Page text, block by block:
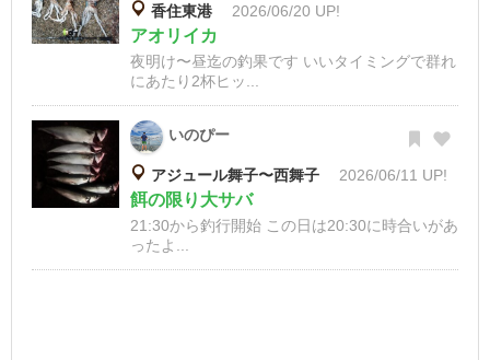
香住東港 2026/06/20 UP!
アオリイカ
夜明け〜昼迄の釣果です いいタイミングで群れ
にあたり2杯ヒッ...
いのぴー
アジュール舞子〜西舞子 2026/06/11 UP!
餌の限り大サバ
21:30から釣行開始 この日は20:30に時合いがあ
ったよ...